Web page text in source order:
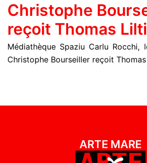
Christophe
reçoit Thomas Lilti
Médiathèque Spaziu Carlu Rocchi,
Christophe Bourseiller reçoit
ARTE MARE